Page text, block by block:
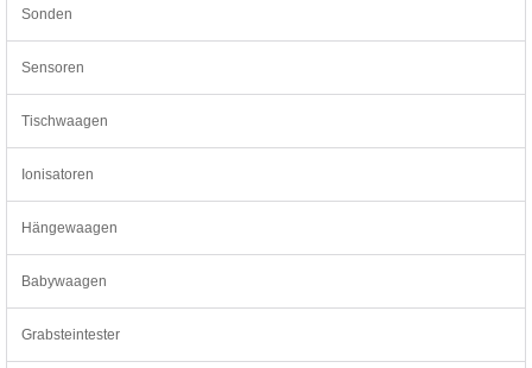
Sonden
Sensoren
Tischwaagen
Ionisatoren
Hängewaagen
Babywaagen
Grabsteintester